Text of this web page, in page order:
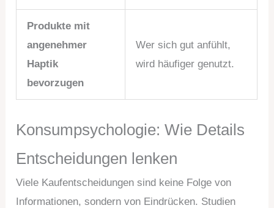
Produkte mit
angenehmer
Haptik
bevorzugen
Wer sich gut anfühlt,
wird häufiger genutzt.
Konsumpsychologie: Wie Details
Entscheidungen lenken
Viele Kaufentscheidungen sind keine Folge von
Informationen, sondern von Eindrücken. Studien